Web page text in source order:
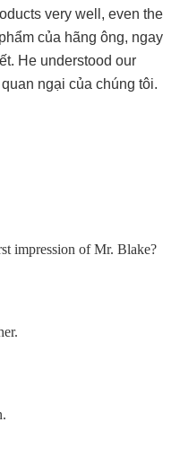
very well, even the
của hãng ông, ngay
He understood our
ngại của chúng tôi.
impression of Mr. Blake?